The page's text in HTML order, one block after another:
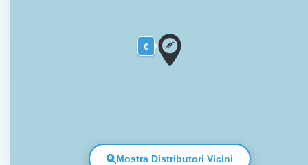
€
Mostra Distributori Vicini